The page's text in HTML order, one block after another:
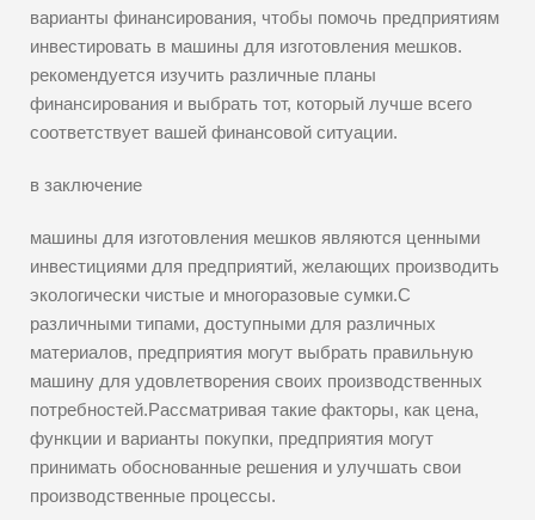
варианты финансирования, чтобы помочь предприятиям
инвестировать в машины для изготовления мешков.
рекомендуется изучить различные планы
финансирования и выбрать тот, который лучше всего
соответствует вашей финансовой ситуации.
в заключение
машины для изготовления мешков являются ценными
инвестициями для предприятий, желающих производить
экологически чистые и многоразовые сумки.С
различными типами, доступными для различных
материалов, предприятия могут выбрать правильную
машину для удовлетворения своих производственных
потребностей.Рассматривая такие факторы, как цена,
функции и варианты покупки, предприятия могут
принимать обоснованные решения и улучшать свои
производственные процессы.